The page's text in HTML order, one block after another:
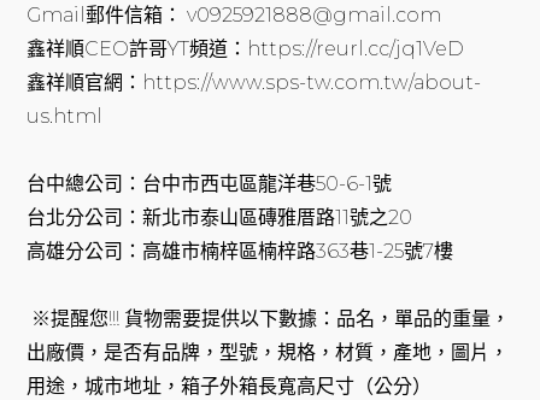
Gmail郵件信箱： v0925921888@gmail.com
鑫祥順CEO許哥YT頻道：https://reurl.cc/jq1VeD
鑫祥順官網：https://www.sps-tw.com.tw/about-
us.html
台中總公司：台中市西屯區龍洋巷50-6-1號
台北分公司：新北市泰山區磚雅厝路11號之20
高雄分公司：高雄市楠梓區楠梓路363巷1-25號7樓
※提醒您!!! 貨物需要提供以下數據：品名，單品的重量，
出廠價，是否有品牌，型號，規格，材質，產地，圖片，
用途，城市地址，箱子外箱長寬高尺寸（公分）